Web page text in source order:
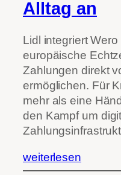
Alltag an
Lidl integriert
europäische
Zahlungen direkt
ermöglichen. Für
mehr als eine
den Kampf um
weiterlesen